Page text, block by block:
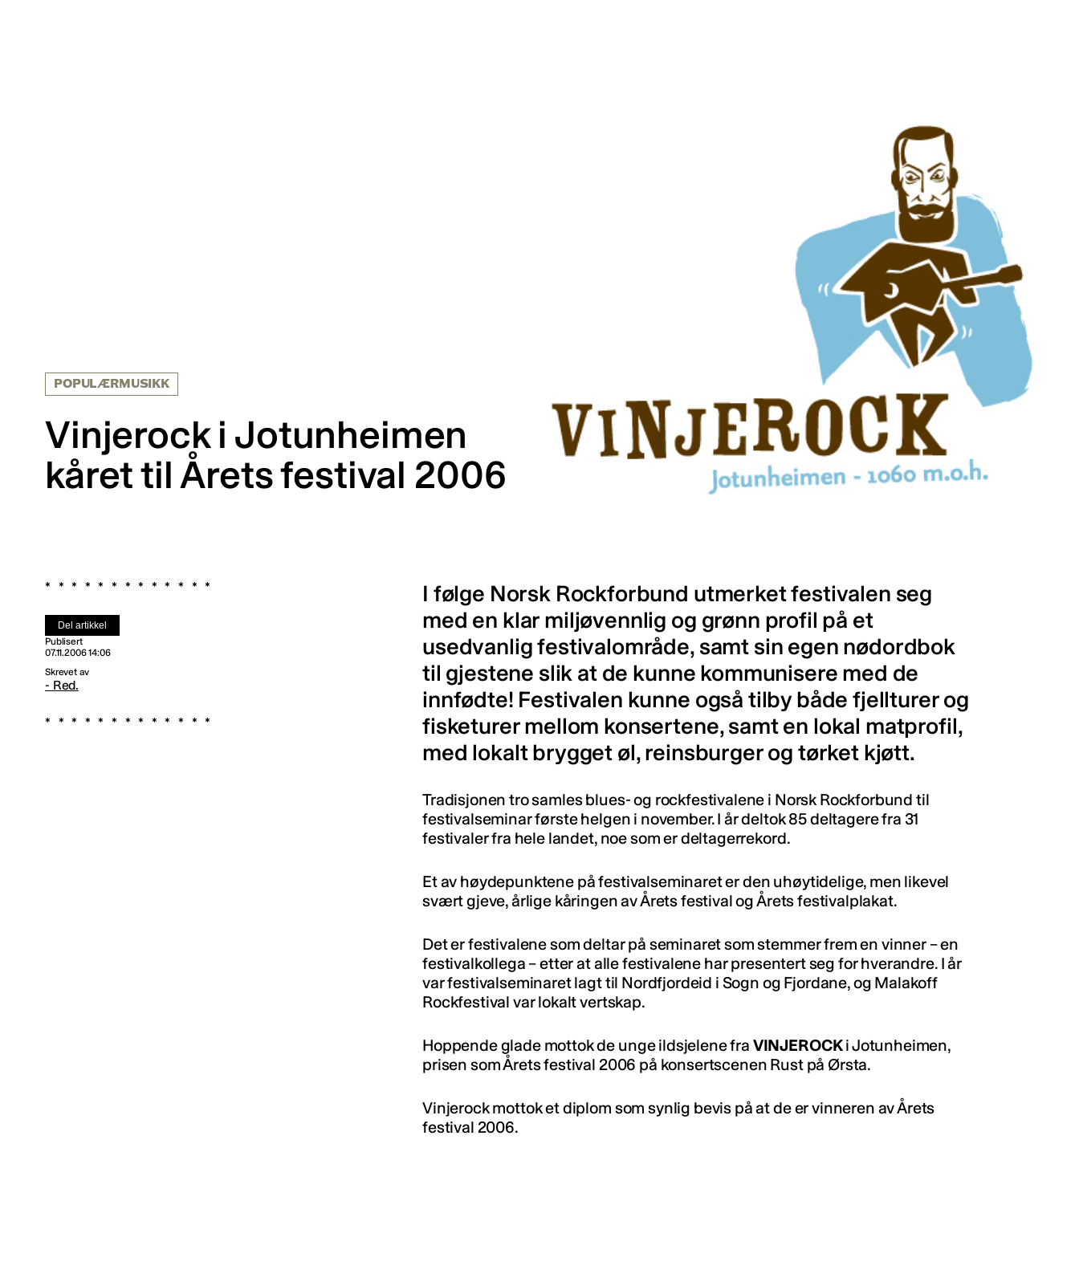
POPULÆRMUSIKK
Vinjerock i Jotunheimen
kåret til Årets festival 2006
Del artikkel
Publisert
07.11.2006 14:06
Skrevet av
- Red.
I følge Norsk Rockforbund utmerket festivalen seg
med en klar miljøvennlig og grønn profil på et
usedvanlig festivalområde, samt sin egen nødordbok
til gjestene slik at de kunne kommunisere med de
innfødte! Festivalen kunne også tilby både fjellturer og
fisketurer mellom konsertene, samt en lokal matprofil,
med lokalt brygget øl, reinsburger og tørket kjøtt.
Tradisjonen tro samles blues- og rockfestivalene i Norsk Rockforbund til
festivalseminar første helgen i november. I år deltok 85 deltagere fra 31
festivaler fra hele landet, noe som er deltagerrekord.
Et av høydepunktene på festivalseminaret er den uhøytidelige, men likevel
svært gjeve, årlige kåringen av Årets festival og Årets festivalplakat.
Det er festivalene som deltar på seminaret som stemmer frem en vinner – en
festivalkollega – etter at alle festivalene har presentert seg for hverandre. I år
var festivalseminaret lagt til Nordfjordeid i Sogn og Fjordane, og Malakoff
Rockfestival var lokalt vertskap.
Hoppende glade mottok de unge ildsjelene fra VINJEROCKi Jotunheimen,
prisen som Årets festival 2006 på konsertscenen Rust på Ørsta.
Vinjerock mottok et diplom som synlig bevis på at de er vinneren av Årets
festival 2006.